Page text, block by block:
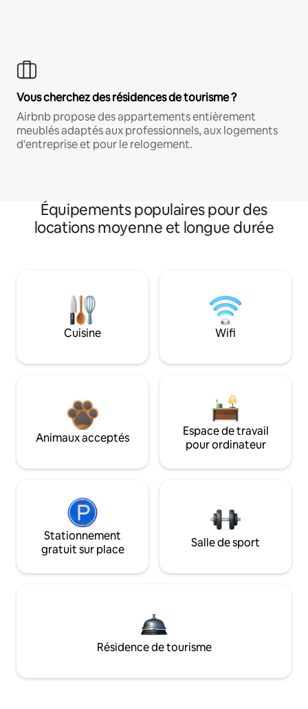
Vous cherchez des résidences de tourisme ?
Airbnb propose des appartements entièrement
meublés adaptés aux professionnels, aux logements
d'entreprise et pour le relogement.
Équipements populaires pour des
locations moyenne et longue durée
Cuisine Wifi
Animaux acceptés
Espace de travail
pour ordinateur
Stationnement
gratuit sur place
Salle de sport
Résidence de tourisme